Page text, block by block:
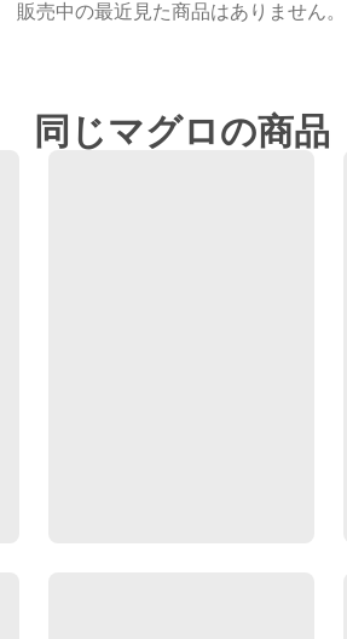
販売中の最近見た商品はありません。
同じマグロの商品